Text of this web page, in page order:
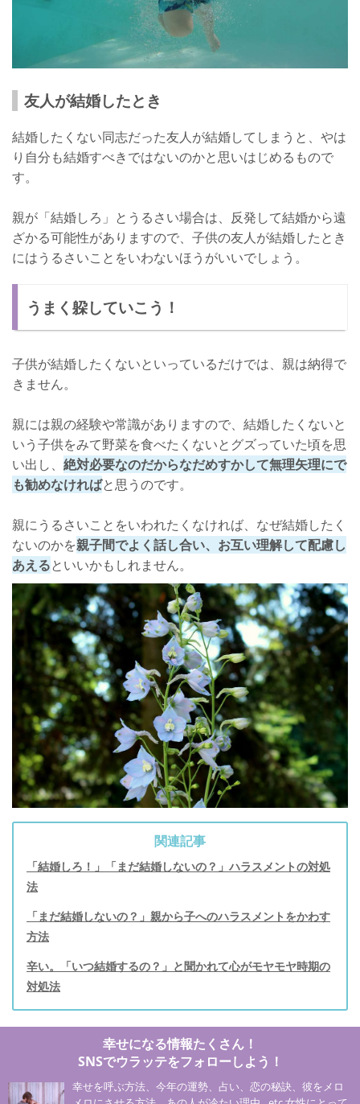
友人が結婚したとき
結婚したくない同志だった友人が結婚してしまうと、やは
り自分も結婚すべきではないのかと思いはじめるもので
す。
親が「結婚しろ」とうるさい場合は、反発して結婚から遠
ざかる可能性がありますので、子供の友人が結婚したとき
にはうるさいことをいわないほうがいいでしょう。
うまく躱していこう！
子供が結婚したくないといっているだけでは、親は納得で
きません。
親には親の経験や常識がありますので、結婚したくないと
いう子供をみて野菜を食べたくないとグズっていた頃を思
い出し、 絶対必要なのだからなだめすかして無理矢理にで
も勧めなければと思うのです。
親にうるさいことをいわれたくなければ、なぜ結婚したく
ないのかを親子間でよく話し合い、お互い理解して配慮し
あえるといいかもしれません。
関連記事
「結婚しろ！」「まだ結婚しないの？」ハラスメントの対処
法
「まだ結婚しないの？」親から子へのハラスメントをかわす
方法
辛い。「いつ結婚するの？」と聞かれて心がモヤモヤ時期の
対処法
幸せになる情報たくさん！
SNSでウラッテをフォローしよう！
幸せを呼ぶ方法、今年の運勢、占い、恋の秘訣、彼をメロ